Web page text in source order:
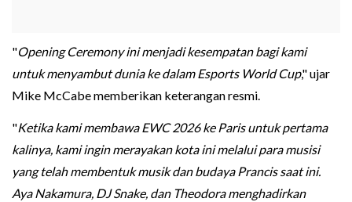
"Opening Ceremony ini menjadi kesempatan bagi kami
untuk menyambut dunia ke dalam Esports World Cup," ujar
Mike McCabe memberikan keterangan resmi.
"Ketika kami membawa EWC 2026 ke Paris untuk pertama
kalinya, kami ingin merayakan kota ini melalui para musisi
yang telah membentuk musik dan budaya Prancis saat ini.
Aya Nakamura, DJ Snake, dan Theodora menghadirkan